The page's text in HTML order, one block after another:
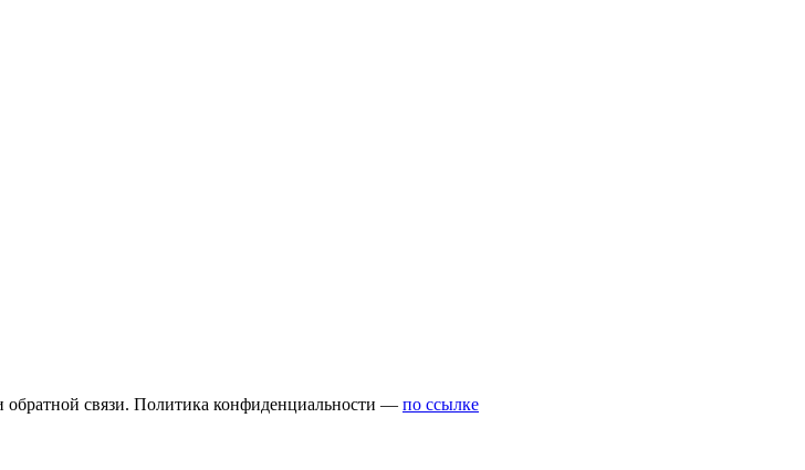
обратной связи. Политика конфиденциальности — по ссылке